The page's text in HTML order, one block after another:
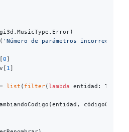
'Número de parámetros incorrecto.
0
1
list ( filter( lambda entidad: